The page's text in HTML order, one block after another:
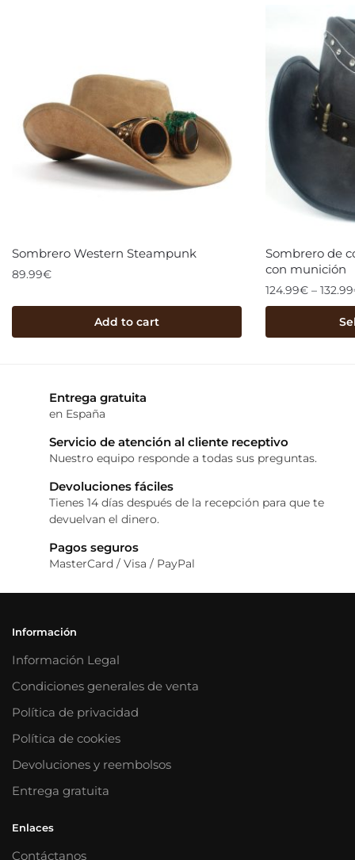
Sombrero Western Steampunk
89.99€
Add to cart
Sombrero de
con munición
124.99€ – 132.99
Entrega gratuita
en España
Servicio de atención al cliente receptivo
Nuestro equipo responde a todas sus preguntas.
Devoluciones fáciles
Tienes 14 días después de la recepción para que te
devuelvan el dinero.
Pagos seguros
MasterCard / Visa / PayPal
Información
Información Legal
Condiciones generales de venta
Política de privacidad
Política de cookies
Devoluciones y reembolsos
Entrega gratuita
Enlaces
Contáctanos